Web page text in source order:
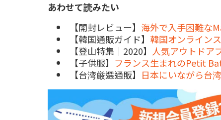
あわせて読みたい
【開封レビュー】 海外で入手困難な
【韓国通販ガイド】 韓国オンライン
【登山特集｜2020】 人気アウトドア
【子供服】 フランス生まれのPetit
【台湾厳選通販】 日本にいながら台